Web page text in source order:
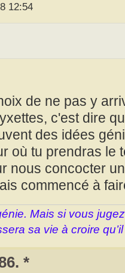
12:54
de ne pas y
c'est dire
des idées
où tu prendras le
nous concocter
commencé à
Mais si vous
sa vie à croire
*